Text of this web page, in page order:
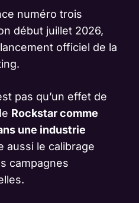
numéro trois
début juillet 2026,
officiel de la
pas qu’un effet de
Rockstar comme
une industrie
aussi le calibrage
campagnes